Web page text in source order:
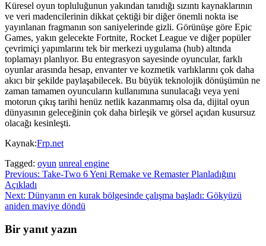
Küresel oyun topluluğunun yakından tanıdığı sızıntı kaynaklarının
ve veri madencilerinin dikkat çektiği bir diğer önemli nokta ise
yayınlanan fragmanın son saniyelerinde gizli. Görünüşe göre Epic
Games, yakın gelecekte Fortnite, Rocket League ve diğer popüler
çevrimiçi yapımlarını tek bir merkezi uygulama (hub) altında
toplamayı planlıyor. Bu entegrasyon sayesinde oyuncular, farklı
oyunlar arasında hesap, envanter ve kozmetik varlıklarını çok daha
akıcı bir şekilde paylaşabilecek. Bu büyük teknolojik dönüşümün ne
zaman tamamen oyuncuların kullanımına sunulacağı veya yeni
motorun çıkış tarihi henüz netlik kazanmamış olsa da, dijital oyun
dünyasının geleceğinin çok daha birleşik ve görsel açıdan kusursuz
olacağı kesinleşti.
Kaynak:Frp.net
Tagged: oyun unreal engine
Yazı
gezinmesi
Previous: Take-Two 6 Yeni Remake ve Remaster Planladığını
Açıkladı
Next: Dünyanın en kurak bölgesinde çalışma başladı: Gökyüzü
aniden maviye döndü
Bir yanıt yazın